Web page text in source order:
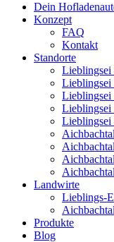
Dein
Konzept
FAQ
Kontakt
Standorte
Lieblingsei
Lieblingsei
Lieblingsei
Landwirte
Lieblings-
Produkte
Blog